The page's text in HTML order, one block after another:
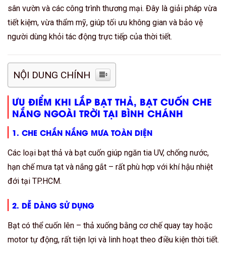
sân vườn và các công trình thương mại. Đây là giải pháp vừa
tiết kiệm, vừa thẩm mỹ, giúp tối ưu không gian và bảo vệ
người dùng khỏi tác động trực tiếp của thời tiết.
NỘI DUNG CHÍNH
ƯU ĐIỂM KHI LẮP BẠT THẢ, BẠT CUỐN CHE
NẮNG NGOÀI TRỜI TẠI BÌNH CHÁNH
1. CHE CHẮN NẮNG MƯA TOÀN DIỆN
Các loại bạt thả và bạt cuốn giúp ngăn tia UV, chống nước,
hạn chế mưa tạt và nắng gắt – rất phù hợp với khí hậu nhiệt
đới tại TP.HCM.
2. DỄ DÀNG SỬ DỤNG
Bạt có thể cuốn lên – thả xuống bằng cơ chế quay tay hoặc
motor tự động, rất tiện lợi và linh hoạt theo điều kiện thời tiết.